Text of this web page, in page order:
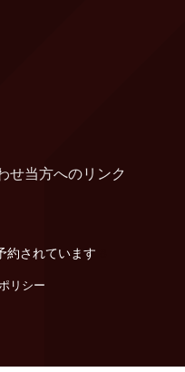
せ当方へのリンク
約されています
リシー